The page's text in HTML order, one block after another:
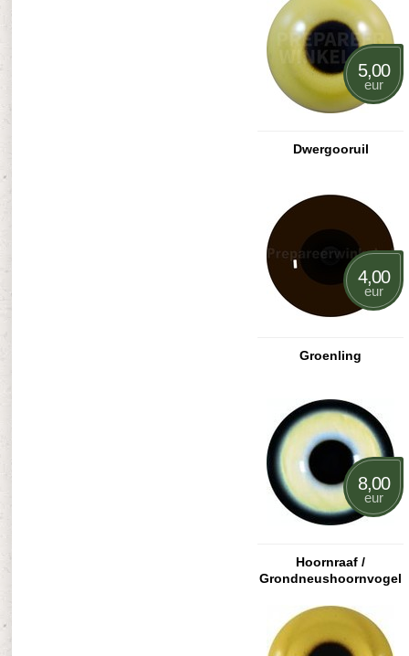
Dwergooruil
5,00
eur
Groenling
4,00
eur
Hoornraaf /
Grondneushoornvogel
8,00
eur